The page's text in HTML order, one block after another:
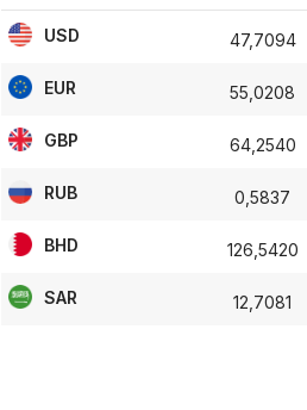
USD 47,7094
EUR 55,0208
GBP 64,2540
RUB 0,5837
BHD 126,5420
SAR 12,7081